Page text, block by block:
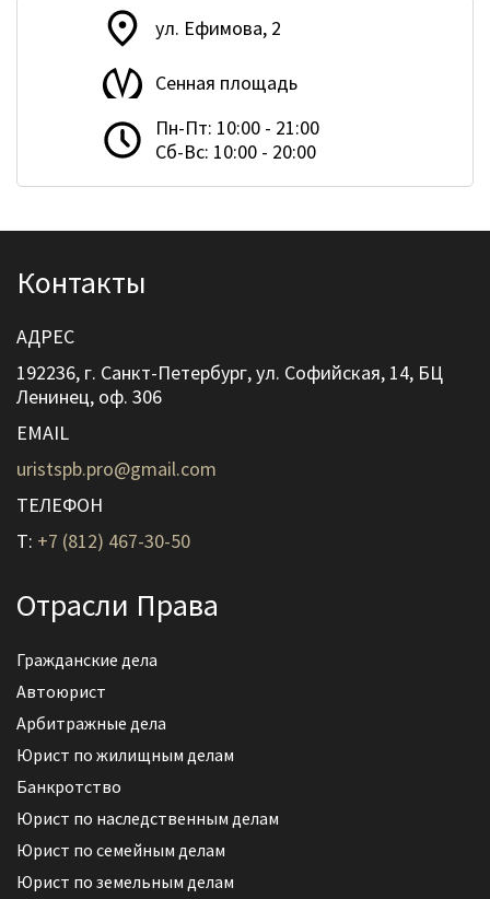
ул. Ефимова, 2
Сенная площадь
Пн-Пт: 10:00 - 21:00
Сб-Вс: 10:00 - 20:00
Контакты
АДРЕС
192236, г. Санкт-Петербург, ул. Софийская, 14, БЦ
Ленинец, оф. 306
EMAIL
uristspb.pro@gmail.com
ТЕЛЕФОН
T: +7 (812) 467-30-50
Отрасли Права
Гражданские дела
Автоюрист
Арбитражные дела
Юрист по жилищным делам
Банкротство
Юрист по наследственным делам
Юрист по семейным делам
Юрист по земельным делам